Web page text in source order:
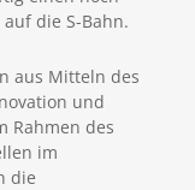
die S-Bahn.
aus Mitteln des
und
Rahmen des
im
die